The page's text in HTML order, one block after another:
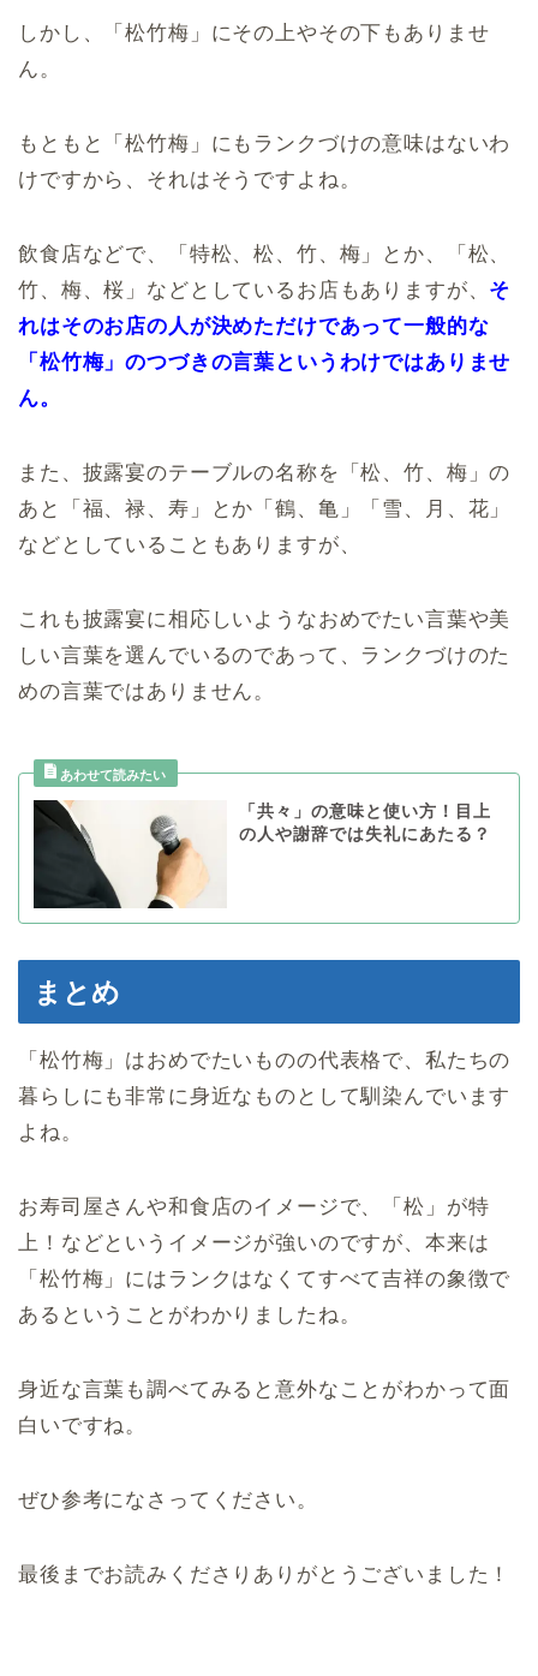
しかし、「松竹梅」にその上やその下もありませ
ん。
もともと「松竹梅」にもランクづけの意味はないわ
けですから、それはそうですよね。
飲食店などで、「特松、松、竹、梅」とか、「松、
竹、梅、桜」などとしているお店もありますが、 そ
れはそのお店の人が決めただけであって一般的な
「松竹梅」のつづきの言葉というわけではありませ
ん。
また、披露宴のテーブルの名称を「松、竹、梅」の
あと「福、禄、寿」とか「鶴、亀」「雪、月、花」
などとしていることもありますが、
これも披露宴に相応しいようなおめでたい言葉や美
しい言葉を選んでいるのであって、ランクづけのた
めの言葉ではありません。
「共々」の意味と使い方！目上
の人や謝辞では失礼にあたる？
まとめ
「松竹梅」はおめでたいものの代表格で、私たちの
暮らしにも非常に身近なものとして馴染んでいます
よね。
お寿司屋さんや和食店のイメージで、「松」が特
上！などというイメージが強いのですが、本来は
「松竹梅」にはランクはなくてすべて吉祥の象徴で
あるということがわかりましたね。
身近な言葉も調べてみると意外なことがわかって面
白いですね。
ぜひ参考になさってください。
最後までお読みくださりありがとうございました！